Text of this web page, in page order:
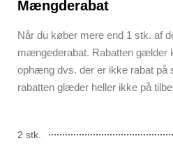
Mængderabat
Når du køber mere end 1 stk. af
mængederabat. Rabatten gælder
ophæng dvs. der er ikke rabat på
rabatten glæder heller ikke på
2 stk.